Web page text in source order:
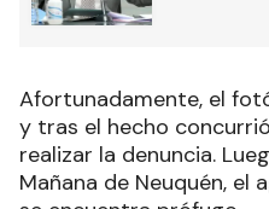
Afortunadamente, el
y tras el hecho
realizar la denuncia.
Mañana de Neuquén,